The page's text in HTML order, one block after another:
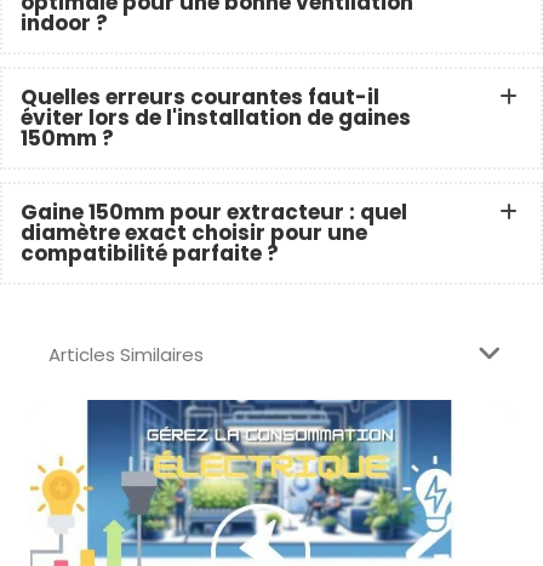
indoor ?
Quelles erreurs courantes faut-il
éviter lors de l'installation de gaines
150mm ?
Gaine 150mm pour extracteur : quel
diamètre exact choisir pour une
compatibilité parfaite ?
Articles Similaires